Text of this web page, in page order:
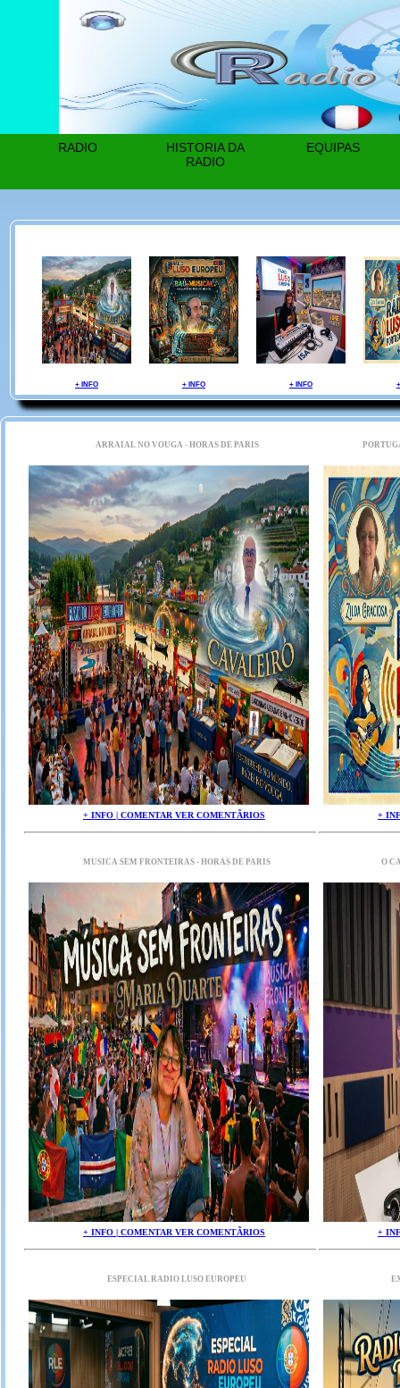
RADIO
HISTORIA DA
RADIO
EQUIPAS
+ INFO + INFO + INFO
ARRAIAL NO VOUGA - HORAS DE PARIS
+ INFO | COMENTAR VER COMENTÃRIOS +
MUSICA SEM FRONTEIRAS - HORAS DE PARIS
+ INFO | COMENTAR VER COMENTÃRIOS
O
+
ESPECIAL RADIO LUSO EUROPEU